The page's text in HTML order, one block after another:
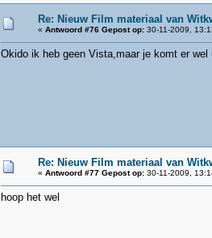
Re: Nieuw Film materiaal van
« Antwoord #76 Gepost op:30-11-2009,
Okido ik heb geen Vista,maar je komt er
Re: Nieuw Film materiaal van
« Antwoord #77 Gepost op:30-11-2009,
hoop het wel